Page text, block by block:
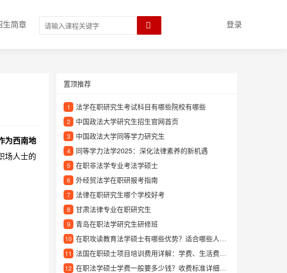
生简章 登录
为西南地
场人士的
置顶推荐
1 法学在职研究生考试科目有哪些院校有哪些
2 中国政法大学研究生招生官网首页
3 中国政法大学同等学力研究生
4 同等学力法学2025：深化法律素养的新机遇
5 在职非法学专业考法学硕士
6 外经贸法学在职研报考指南
7 法律在职研究生哪个学校好考
8 甘肃法律专业在职研究生
9 青岛在职法学研究生研修班
10 在职攻读教育法学硕士有哪些优势？适合哪些人群报考？
11 法国在职硕士项目培训费用详解：学费、生活费及资助方式一览
12 在职法学硕士学费一般要多少钱？收费标准详细解读